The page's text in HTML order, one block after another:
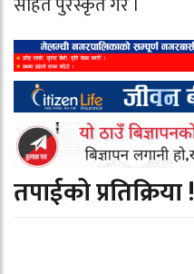
तपाईको प्रतिक्रिया !